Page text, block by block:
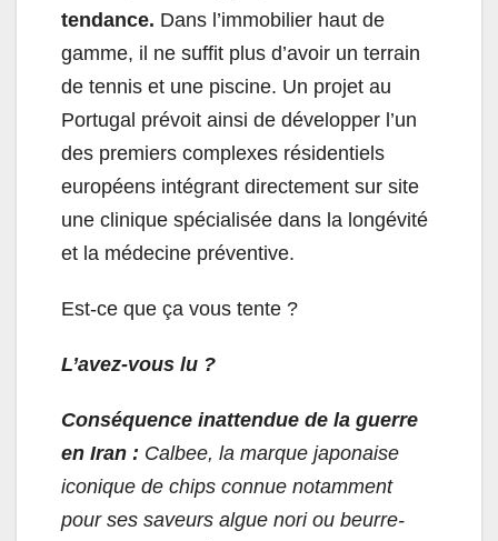
tendance. Dans l’immobilier haut de
gamme, il ne suffit plus d’avoir un terrain
de tennis et une piscine. Un projet au
Portugal prévoit ainsi de développer l’un
des premiers complexes résidentiels
européens intégrant directement sur site
une clinique spécialisée dans la longévité
et la médecine préventive.
Est-ce que ça vous tente ?
L’avez-vous lu ?
Conséquence inattendue de la guerre
en Iran : Calbee, la marque japonaise
iconique de chips connue notamment
pour ses saveurs algue nori ou beurre-